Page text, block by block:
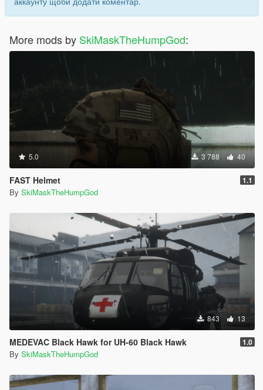
More mods by SkiMaskTheHumpGod:
5.0 3 788 40
FAST Helmet 1.1
By SkiMaskTheHumpGod
843 13
MEDEVAC Black Hawk for UH-60 Black Hawk 1.0
By SkiMaskTheHumpGod